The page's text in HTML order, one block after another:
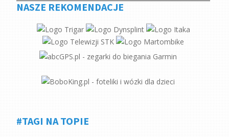
NASZE REKOMENDACJE
#TAGI NA TOPIE